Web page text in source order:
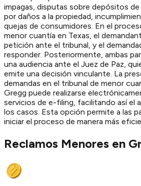
impagas, disputas sobre depósitos
por daños a la propiedad,
quejas de consumidores. En el
menor cuantía en Texas, el
petición ante el tribunal, y el
responder. Posteriormente, ambas
una audiencia ante el Juez de Paz,
emite una decisión vinculante. La
demandas en el tribunal de menor
Gregg puede realizarse
servicios de e-filing, facilitando así el
los casos. Esta opción permite a las
iniciar el proceso de manera más
Reclamos Menores en